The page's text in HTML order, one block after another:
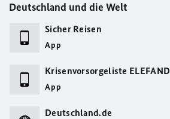
Deutschland und die Welt
Sicher Reisen
App
Krisenvorsorgeliste ELEFAND
App
Deutschland.de